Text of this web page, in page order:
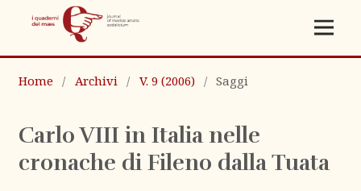
Home / Archivi / V. 9 (2006) / Saggi
Carlo VIII in Italia nelle
cronache di Fileno dalla Tuata